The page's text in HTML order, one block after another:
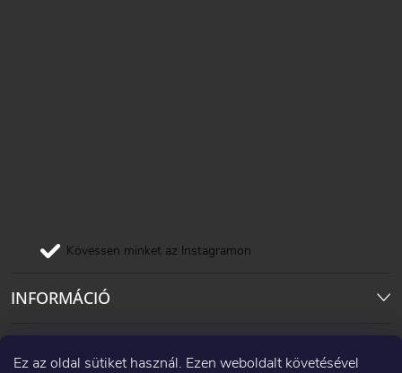
Ez az oldal sütiket használ. Ezen weboldalt követésével
Kövessen minket az Instagramon
INFORMÁCIÓ